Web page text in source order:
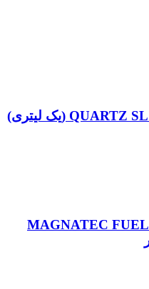
روغن موتور کاسترول مگناتک MAGNATEC FUEL